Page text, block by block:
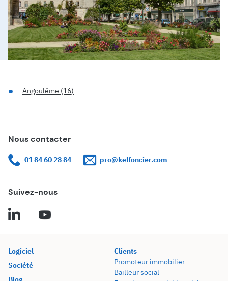
Angoulême (16)
Nous contacter
01 84 60 28 84 pro@kelfoncier.com
Suivez-nous
Logiciel
Société
Clients
Promoteur immobilier
Bailleur social